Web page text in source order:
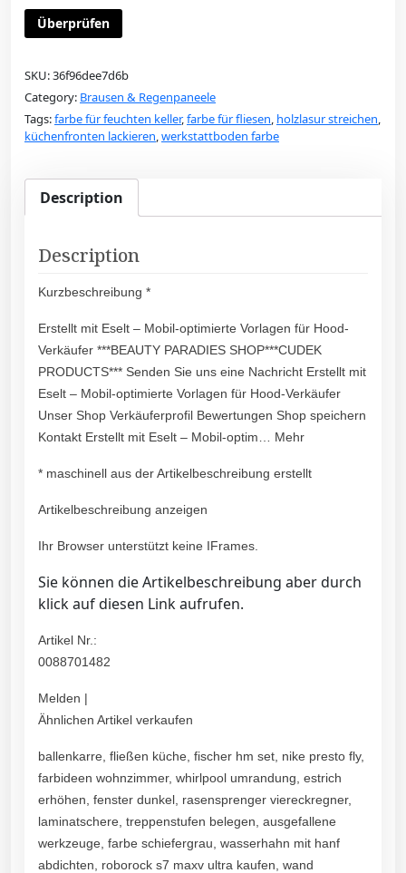
Überprüfen
SKU:36f96dee7d6b
Category: Brausen & Regenpaneele
Tags:farbe für feuchten keller,farbe für fliesen, holzlasur streichen,
küchenfronten lackieren,werkstattboden farbe
Description
Description
Kurzbeschreibung *
Erstellt mit Eselt – Mobil-optimierte Vorlagen für Hood-
Verkäufer ***BEAUTY PARADIES SHOP***CUDEK
PRODUCTS*** Senden Sie uns eine Nachricht Erstellt mit
Eselt – Mobil-optimierte Vorlagen für Hood-Verkäufer
Unser Shop Verkäuferprofil Bewertungen Shop speichern
Kontakt Erstellt mit Eselt – Mobil-optim… Mehr
* maschinell aus der Artikelbeschreibung erstellt
Artikelbeschreibung anzeigen
Ihr Browser unterstützt keine IFrames.
Sie können die Artikelbeschreibung aber durch
klick auf diesen Link aufrufen.
Artikel Nr.:
0088701482
Melden |
Ähnlichen Artikel verkaufen
ballenkarre, fließen küche, fischer hm set, nike presto fly,
farbideen wohnzimmer, whirlpool umrandung, estrich
erhöhen, fenster dunkel, rasensprenger viereckregner,
laminatschere, treppenstufen belegen, ausgefallene
werkzeuge, farbe schiefergrau, wasserhahn mit hanf
abdichten, roborock s7 maxv ultra kaufen, wand